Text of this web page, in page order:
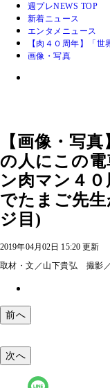
週プレNEWS TOP
新着ニュース
エンタメニュース
【肉４０周年】「
画像・写真
【画像・写
の人にこの
ン肉マン４
でたまご先
ジ目)
2019年04月02日 15:20 更新
取材・文／山下貴弘 撮影
前へ
次へ